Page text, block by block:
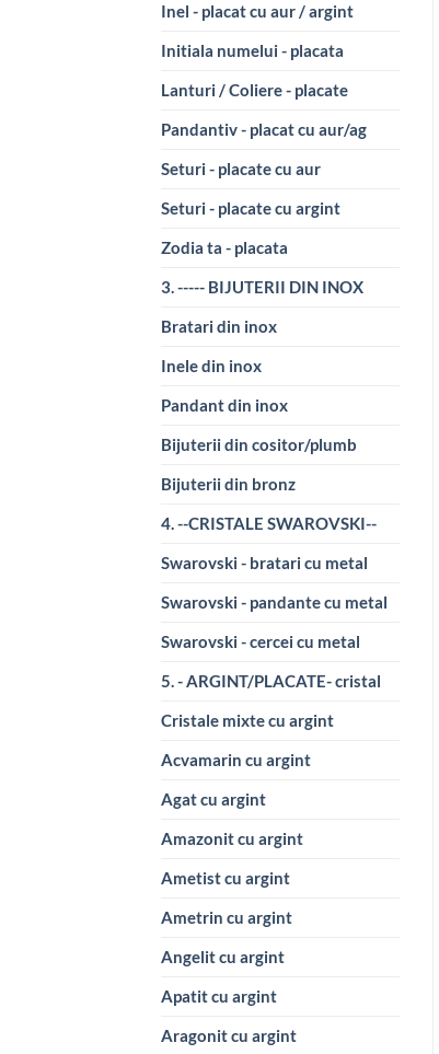
Inel - placat cu aur / argint
Initiala numelui - placata
Lanturi / Coliere - placate
Pandantiv - placat cu aur/ag
Seturi - placate cu aur
Seturi - placate cu argint
Zodia ta - placata
3. ----- BIJUTERII DIN INOX
Bratari din inox
Inele din inox
Pandant din inox
Bijuterii din cositor/plumb
Bijuterii din bronz
4. --CRISTALE SWAROVSKI--
Swarovski - bratari cu metal
Swarovski - pandante cu metal
Swarovski - cercei cu metal
5. - ARGINT/PLACATE- cristal
Cristale mixte cu argint
Acvamarin cu argint
Agat cu argint
Amazonit cu argint
Ametist cu argint
Ametrin cu argint
Angelit cu argint
Apatit cu argint
Aragonit cu argint